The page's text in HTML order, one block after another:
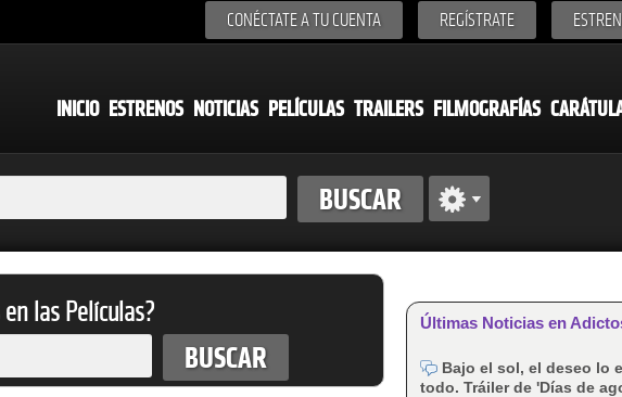
CONÉCTATE A TU CUENTA REGÍSTRATE
INICIO ESTRENOS NOTICIAS PELÍCULAS TRAILERS FILMOGRAFÍAS
las Películas? Últimas Noticias en
Bajo el sol, el deseo lo
todo. Tráiler de 'Días de